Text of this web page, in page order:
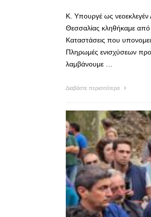
Κ. Υπουργέ ως
Θεσσαλίας κληθήκαμε από
Καταστάσεις που
Πληρωμές ενισχύσεων
λαμβάνουμε …
Διαβάστε περισσότερα